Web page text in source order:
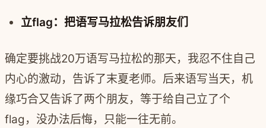
立flag：把语写马拉松告诉朋友们
确定要挑战20万语写马拉松的那天，我忍不住自己
内心的激动，告诉了末夏老师。后来语写当天，机
缘巧合又告诉了两个朋友，等于给自己立了个
flag，没办法后悔，只能一往无前。